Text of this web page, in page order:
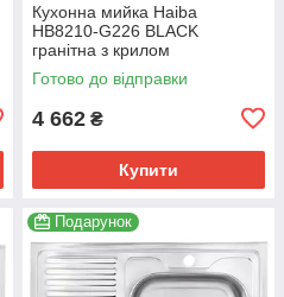
Кухонна мийка Haiba
HB8210-G226 BLACK
гранітна з крилом
620x500x200 мм (HB0983)
Готово до відправки
4 662 ₴
Купити
Подарунок